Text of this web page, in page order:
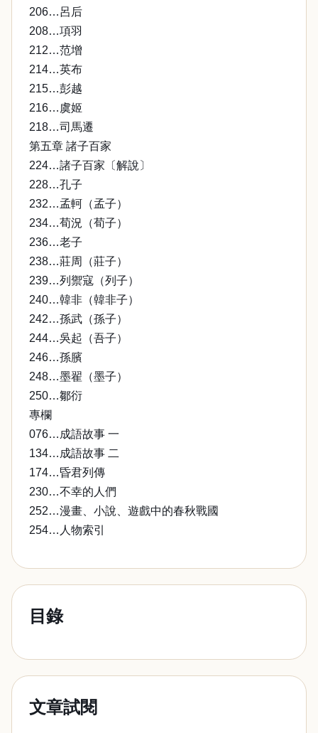
206…呂后
208…項羽
212…范增
214…英布
215…彭越
216…虞姬
218…司馬遷
第五章 諸子百家
224…諸子百家〔解說〕
228…孔子
232…孟軻（孟子）
234…荀況（荀子）
236…老子
238…莊周（莊子）
239…列禦寇（列子）
240…韓非（韓非子）
242…孫武（孫子）
244…吳起（吾子）
246…孫臏
248…墨翟（墨子）
250…鄒衍
專欄
076…成語故事 一
134…成語故事 二
174…昏君列傳
230…不幸的人們
252…漫畫、小說、遊戲中的春秋戰國
254…人物索引
目錄
文章試閱